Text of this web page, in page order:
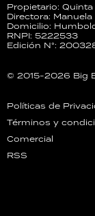
Propietario:
Directora:
Domicilio:
RNPI: 5222533
Edición N°:
© 2015-2026 Big
Políticas de
Términos y
Comercial
RSS